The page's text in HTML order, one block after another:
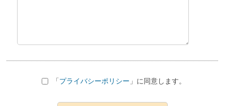
「プライバシーポリシー 」に同意します。